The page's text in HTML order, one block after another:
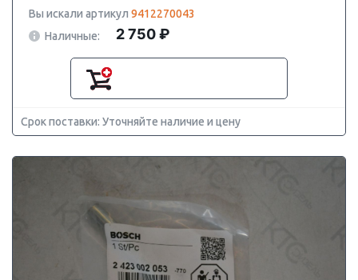
Вы искали артикул 9412270043
Наличные:
2 750 ₽
Срок поставки: Уточняйте наличие и цену